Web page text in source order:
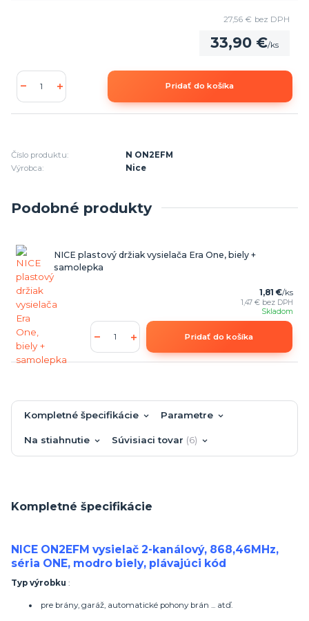
33,90 €/ks
27,56 € bez DPH
Pridať do košíka
Číslo produktu:
N ON2EFM
Výrobca:
Nice
Podobné produkty
NICE plastový držiak vysielača Era One, biely +
samolepka
1,81 €/ks
1,47 € bez DPH
Skladom
Pridať do košíka
Kompletné špecifikácie Parametre
Na stiahnutie Súvisiaci tovar 6
Kompletné špecifikácie
NICE ON2EFM vysielač 2-kanálový, 868,46MHz,
séria ONE, modro biely, plávajúci kód
Typ výrobku :
pre brány, garáž, automatické pohony brán ... atď.